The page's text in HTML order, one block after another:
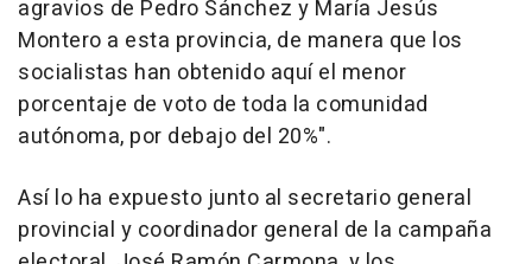
agravios de Pedro Sánchez y María Jesús
Montero a esta provincia, de manera que los
socialistas han obtenido aquí el menor
porcentaje de voto de toda la comunidad
autónoma, por debajo del 20%".
Así lo ha expuesto junto al secretario general
provincial y coordinador general de la campaña